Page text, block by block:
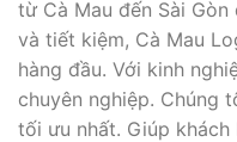
từ Cà Mau đến Sài
và tiết kiệm, Cà Mau
hàng đầu. Với kinh
chuyên nghiệp. Chúng
tối ưu nhất. Giúp